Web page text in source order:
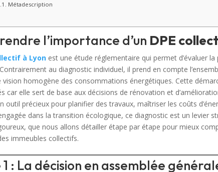
Métadescription
l’importance d’un DPE
à Lyon est une étude réglementaire qui permet d’évaluer
au diagnostic individuel, il prend en compte
vision homogène des consommations énergétiques. Cette
car elle sert de base aux décisions de rénovation et
outil précieux pour planifier des travaux, maîtriser les coûts
dans la transition écologique, ce diagnostic est un levier
que nous allons détailler étape par étape pour mieux
immeubles collectifs.
: La décision en assemblée